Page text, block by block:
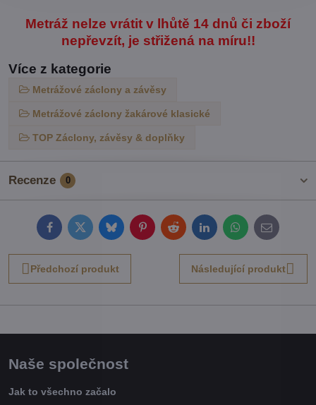
Metráž nelze vrátit v lhůtě 14 dnů či zboží
nepřevzít, je střižená na míru!!
Více z kategorie
Metrážové záclony a závěsy
Metrážové záclony žakárové klasické
TOP Záclony, závěsy & doplňky
Recenze 0
FacebookTwitterBlueskyPinterestRedditLinkedInWhatsApp
E-
mail
Předchozí produkt Následující produkt
Naše společnost
Jak to všechno začalo